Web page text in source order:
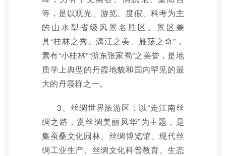
等，是以观光、游览、度假、科考为主
的山水型省级风景名胜区。景区兼
具“桂林之秀、漓江之美、雁荡之奇”，
素有“小桂林”“浙东张家蜀”之美誉，是地
质学上典型的丹霞地貌和国内罕见的最
大的丹霞群之一。
3、丝绸世界旅游区：以“走江南丝
绸之路，赏丝绸美丽风华”为主题，是
集蚕桑文化园林、丝绸博览馆、现代丝
绸工业生产、丝绸文化科普教育、生态